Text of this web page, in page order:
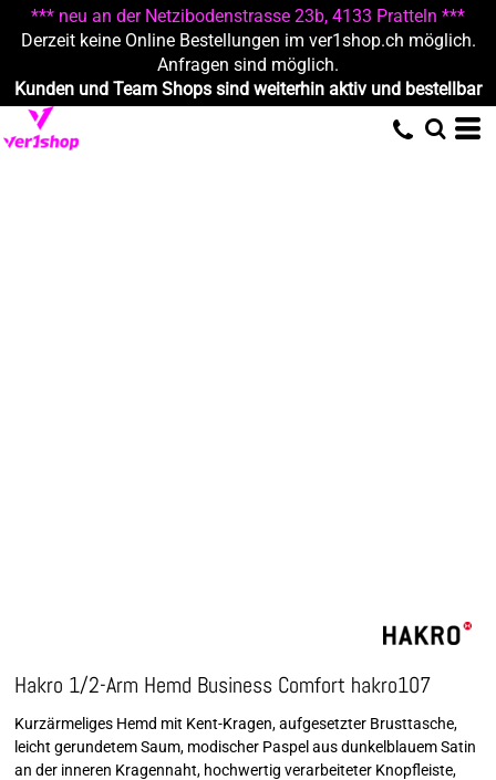
*** neu an der Netzibodenstrasse 23b, 4133 Pratteln ***
Derzeit keine Online Bestellungen im ver1shop.ch möglich.
Anfragen sind möglich.
Kunden und Team Shops sind weiterhin aktiv und bestellbar
Hakro 1/2-Arm Hemd Business Comfort hakro107
Kurzärmeliges Hemd mit Kent-Kragen, aufgesetzter Brusttasche,
leicht gerundetem Saum, modischer Paspel aus dunkelblauem Satin
an der inneren Kragennaht, hochwertig verarbeiteter Knopfleiste,